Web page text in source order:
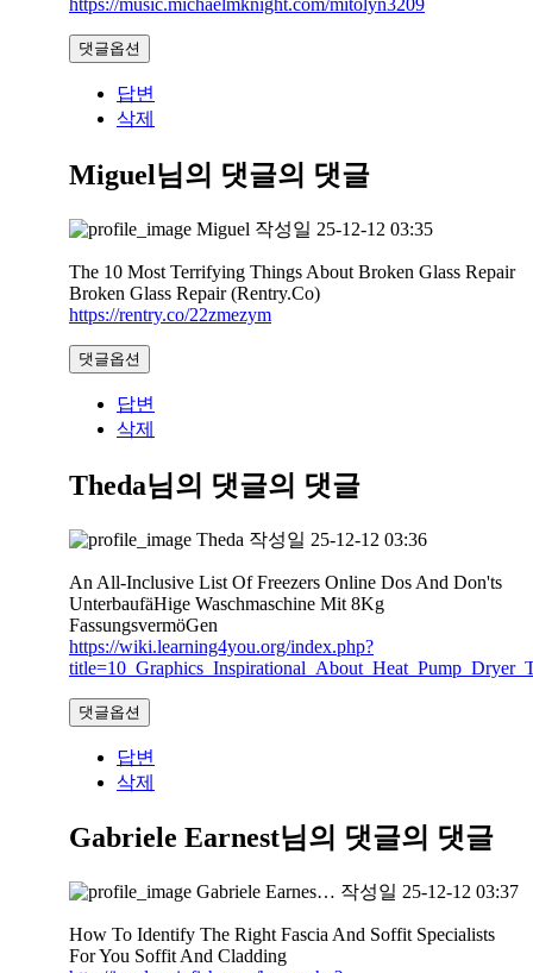
https://music.michaelmknight.com/mitolyn3209
댓글옵션
답변
삭제
Miguel님의 댓글의 댓글
Miguel 작성일 25-12-12 03:35
The 10 Most Terrifying Things About Broken Glass Repair
Broken Glass Repair (Rentry.Co)
https://rentry.co/22zmezym
댓글옵션
답변
삭제
Theda님의 댓글의 댓글
Theda 작성일 25-12-12 03:36
An All-Inclusive List Of Freezers Online Dos And Don'ts
UnterbaufäHige Waschmaschine Mit 8Kg
FassungsvermöGen
https://wiki.learning4you.org/index.php?
댓글옵션
답변
삭제
Gabriele Earnest님의 댓글의 댓글
Gabriele Earnes… 작성일 25-12-12 03:37
How To Identify The Right Fascia And Soffit Specialists
For You Soffit And Cladding